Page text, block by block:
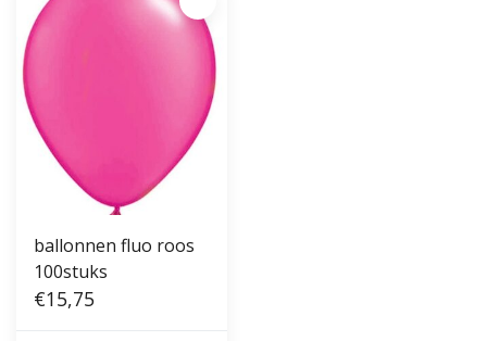
ballonnen fluo roos
100stuks
€15,75